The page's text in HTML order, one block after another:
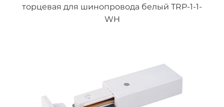
торцевая для шинопровода белый TRP-1-1-
WH